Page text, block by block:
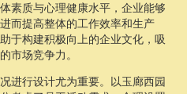
素质与心理健康水平，企业能够
而提高整体的工作效率和生产
于构建积极向上的企业文化，吸
市场竞争力。
进行设计尤为重要。以玉廊西园